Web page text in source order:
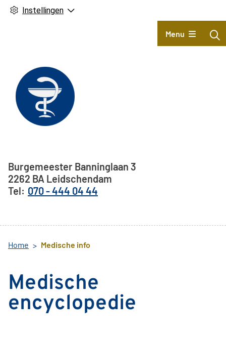
Instellingen
Hoofdmenu
Menu
Adresgegevens
Burgemeester Banninglaan 3
2262 BA Leidschendam
070 - 444 04 44
Home Medische info
Medische
encyclopedie